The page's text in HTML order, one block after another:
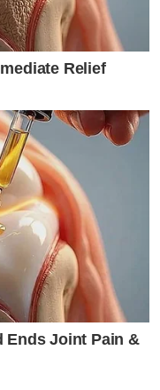
Relief
Ends Joint Pain &